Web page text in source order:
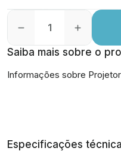
Saiba mais sobre o
Informações sobre
Especificações